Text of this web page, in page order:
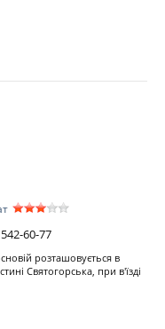
60-77
розташовується в
Святогорська, при в'їзді